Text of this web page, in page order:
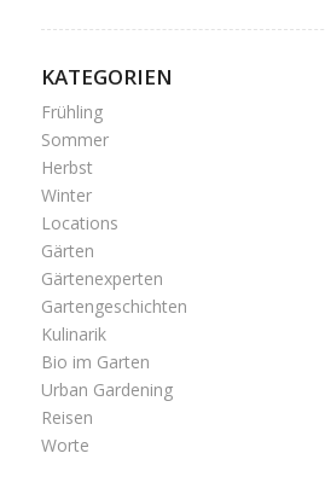
KATEGORIEN
Frühling
Sommer
Herbst
Winter
Locations
Gärten
Gärtenexperten
Gartengeschichten
Kulinarik
Bio im Garten
Urban Gardening
Reisen
Worte